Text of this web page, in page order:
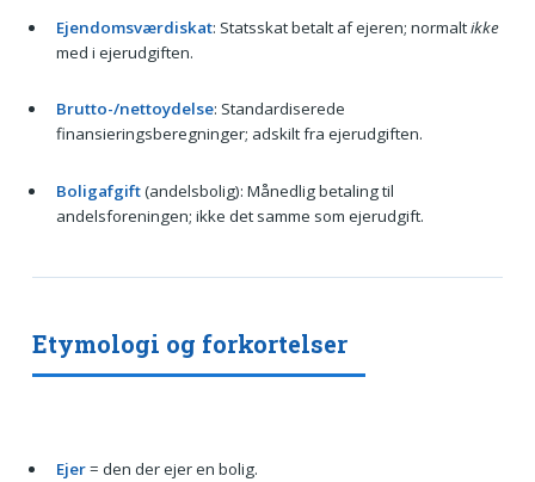
Ejendomsværdiskat: Statsskat betalt af ejeren; normaltikke
med i ejerudgiften.
Brutto-/nettoydelse: Standardiserede
finansieringsberegninger; adskilt fra ejerudgiften.
Boligafgift(andelsbolig): Månedlig betaling til
andelsforeningen; ikke det samme som ejerudgift.
Etymologi og forkortelser
Ejer= den der ejer en bolig.